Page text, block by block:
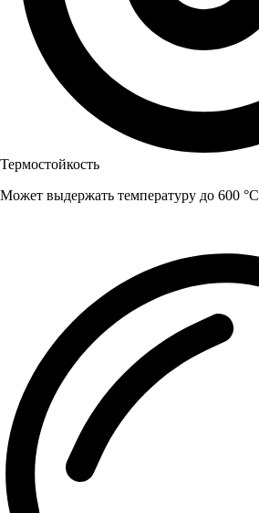
Термостойкость
Может выдержать температуру до 600 °C